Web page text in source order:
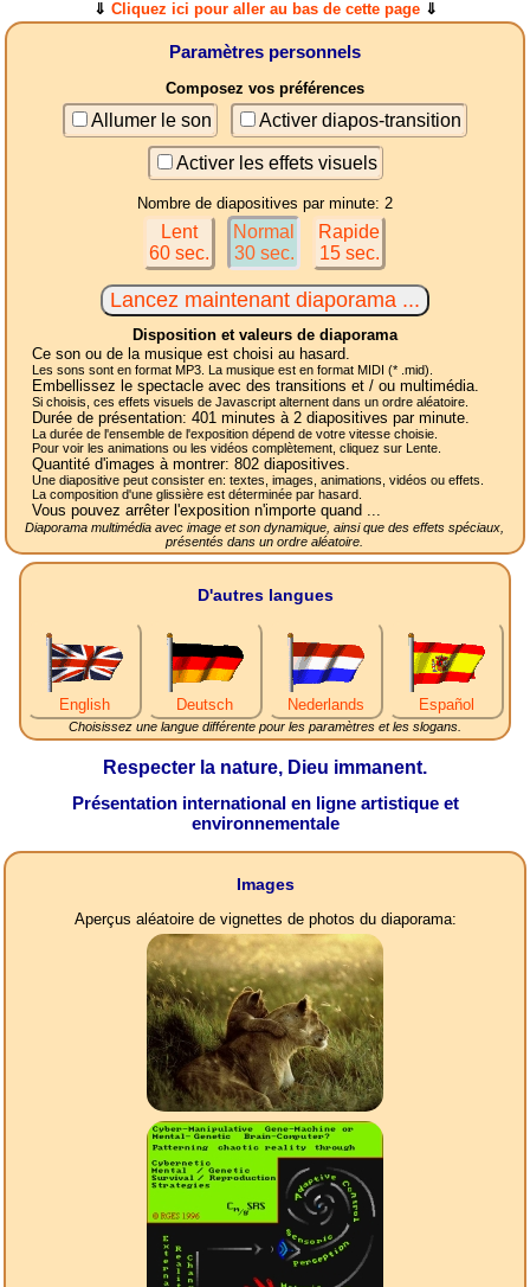
⇓ Cliquez ici pour aller au bas de cette page⇓
Paramètres personnels
Composez vos préférences
Allumer le son Activer diapos-transition
Activer les effets visuels
Nombre de diapositives par minute: 2
Lent
60 sec.
Normal
30 sec.
Rapide
15 sec.
Disposition et valeurs de diaporama
Ce son ou de la musique est choisi au hasard.
Les sons sont en format MP3. La musique est en format MIDI (* .mid).
Embellissez le spectacle avec des transitions et / ou multimédia.
Si choisis, ces effets visuels de Javascript alternent dans un ordre aléatoire.
Durée de présentation: 401 minutes à 2 diapositives par minute.
La durée de l'ensemble de l'exposition dépend de votre vitesse choisie.
Pour voir les animations ou les vidéos complètement, cliquez sur Lente.
Quantité d'images à montrer: 802diapositives.
Une diapositive peut consister en: textes, images, animations, vidéos ou effets.
La composition d'une glissière est déterminée par hasard.
Vous pouvez arrêter l'exposition n'importe quand ...
Diaporama multimédia avec image et son dynamique, ainsi que des effets spéciaux,
présentés dans un ordre aléatoire.
D'autres langues
English Deutsch Nederlands Español
Choisissez une langue différente pour les paramètres et les slogans.
Respecter la nature, Dieu immanent.
Présentation international en ligne artistique et
environnementale
Images
Aperçus aléatoire de vignettes de photos du diaporama: